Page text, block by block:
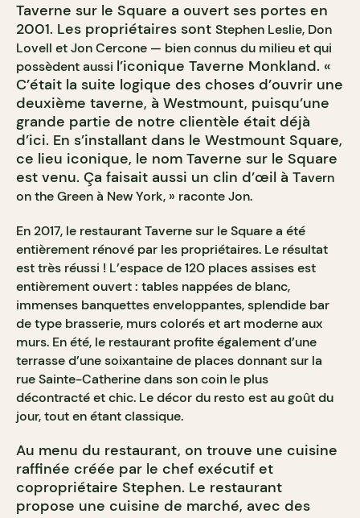
Taverne sur le Square a ouvert ses portes en
2001. Les propriétaires sont Stephen Leslie, Don
Lovell etJon Cercone — bien connus du milieu et qui
possèdent aussi l’iconique Taverne Monkland. «
C’était la suite logique des choses d’ouvrir une
deuxième taverne, à Westmount, puisqu’une
grande partie de notre clientèle était déjà
d’ici. En s’installant dans le Westmount Square,
ce lieu iconique, le nom Taverne sur le Square
est venu. Ça faisait aussi un clin d’œil à Tavern
on the Green à New York, » raconte Jon.
En 2017, le restaurant Taverne sur le Square a été
entièrement rénové par les propriétaires. Le résultat
est très réussi ! L’espace de 120 places assises est
entièrement ouvert : tables nappées de blanc,
immenses banquettes enveloppantes, splendide bar
de type brasserie, murs colorés et art moderne aux
murs. En été, le restaurant profite également d’une
terrasse d’une soixantaine de places donnant sur la
rue Sainte-Catherine dans son coin le plus
décontracté et chic. Le décor du resto est au goût du
jour, tout en étant classique.
Au menu du restaurant, on trouve une cuisine
raffinée créée par le chef exécutif et
copropriétaire Stephen. Le restaurant
propose une cuisine de marché, avec des